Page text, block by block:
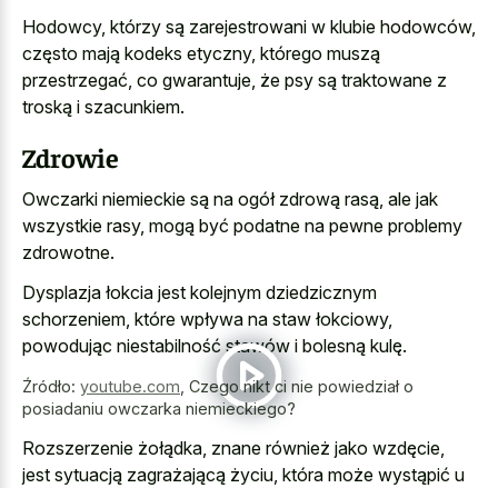
Hodowcy, którzy są zarejestrowani w klubie hodowców,
często mają kodeks etyczny, którego muszą
przestrzegać, co gwarantuje, że psy są traktowane z
troską i szacunkiem.
Zdrowie
Owczarki niemieckie są na ogół zdrową rasą, ale jak
wszystkie rasy, mogą być podatne na pewne problemy
zdrowotne.
Dysplazja łokcia jest kolejnym dziedzicznym
schorzeniem, które wpływa na staw łokciowy,
powodując niestabilność stawów i bolesną kulę.
Źródło: youtube.com, Czego nikt ci nie powiedział o
posiadaniu owczarka niemieckiego?
Rozszerzenie żołądka, znane również jako wzdęcie,
jest sytuacją zagrażającą życiu, która może wystąpić u